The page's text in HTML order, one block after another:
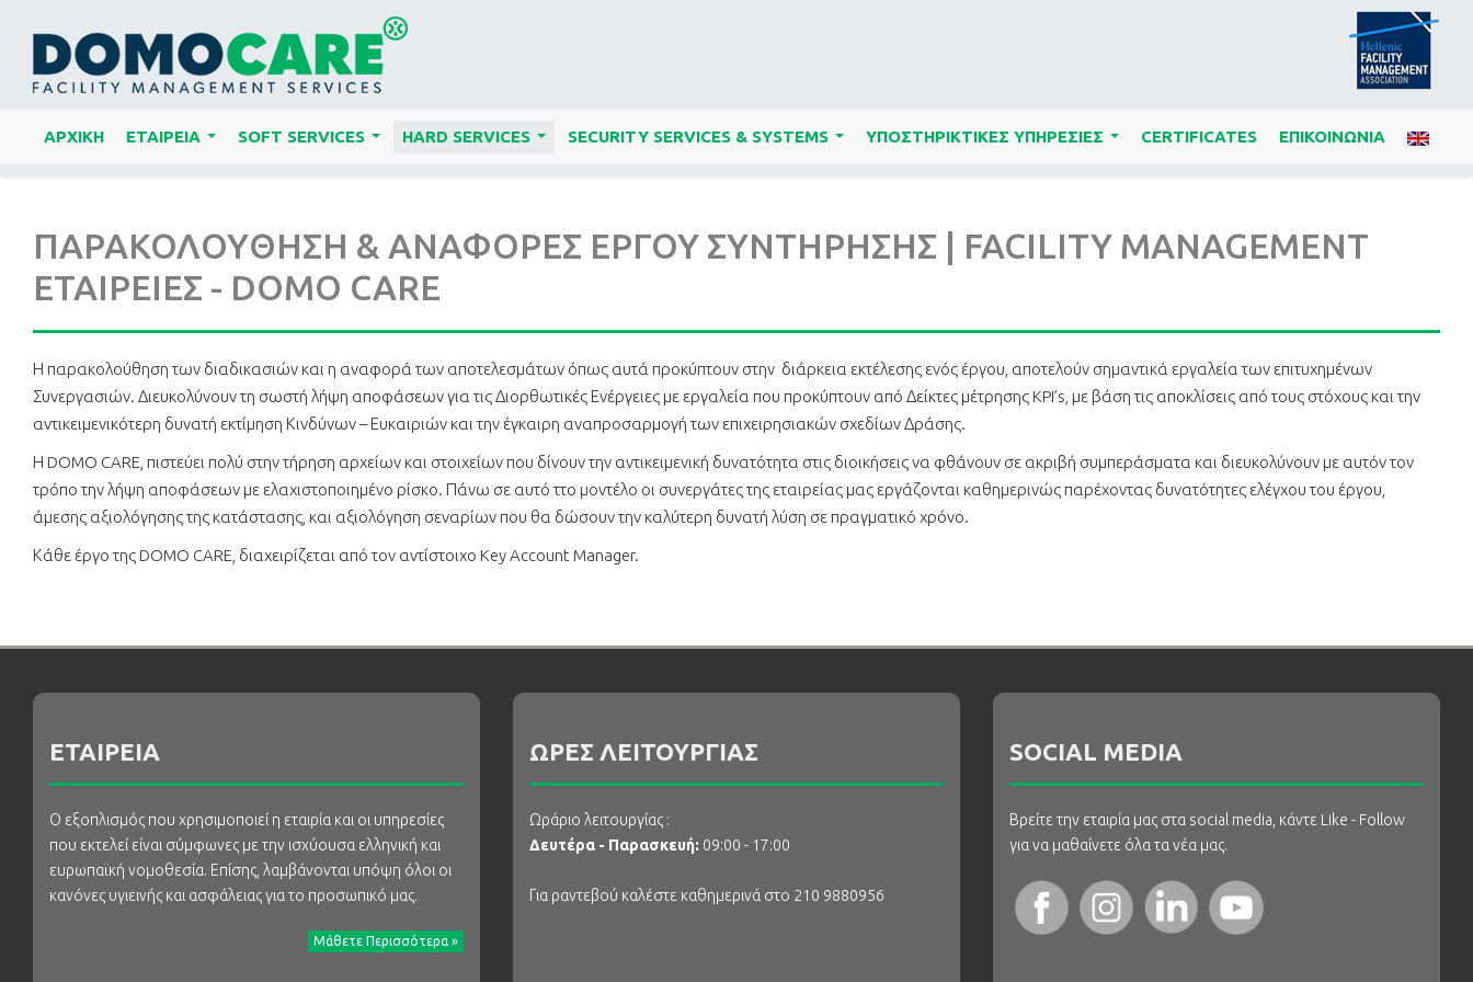
ΠΑΡΑΚΟΛΟΥΘΗΣΗ & ΑΝΑΦΟΡΕΣ ΕΡΓΟΥ ΣΥΝΤΗΡΗΣΗΣ | FACILITY MANAGEMENT
ΕΤΑΙΡΕΙΕΣ - DOMO CARE
Η παρακολούθηση των διαδικασιών και η αναφορά των αποτελεσμάτων όπως αυτά προκύπτουν στην διάρκεια εκτέλεσης ενός έργου, αποτελούν σημαντικά εργαλεία των επιτυχημένων
Συνεργασιών. Διευκολύνουν τη σωστή λήψη αποφάσεων για τις Διορθωτικές Ενέργειες με εργαλεία που προκύπτουν από Δείκτες μέτρησης KPI’s, με βάση τις αποκλίσεις από τους στόχους και την
αντικειμενικότερη δυνατή εκτίμηση Κινδύνων – Ευκαιριών και την έγκαιρη αναπροσαρμογή των επιχειρησιακών σχεδίων Δράσης.
Η DOMO CARE, πιστεύει πολύ στην τήρηση αρχείων και στοιχείων που δίνουν την αντικειμενική δυνατότητα στις διοικήσεις να φθάνουν σε ακριβή συμπεράσματα και διευκολύνουν με αυτόν τον
τρόπο την λήψη αποφάσεων με ελαχιστοποιημένο ρίσκο. Πάνω σε αυτό ττο μοντέλο οι συνεργάτες της εταιρείας μας εργάζονται καθημερινώς παρέχοντας δυνατότητες ελέγχου του έργου,
άμεσης αξιολόγησης της κατάστασης, και αξιολόγηση σεναρίων που θα δώσουν την καλύτερη δυνατή λύση σε πραγματικό χρόνο.
Κάθε έργο της DOMO CARE, διαχειρίζεται από τον αντίστοιχο Key Account Manager.
ΑΡΧΙΚΗ ΕΤΑΙΡΕΙΑ SOFT SERVICES HARD SERVICES SECURITY SERVICES & SYSTEMS ΥΠΟΣΤΗΡΙΚΤΙΚΕΣ ΥΠΗΡΕΣΙΕΣ CERTIFICATES ΕΠΙΚΟΙΝΩΝΙΑ
ΕΤΑΙΡΕΙΑ
Ο εξοπλισμός που χρησιμοποιεί η εταιρία και οι υπηρεσίες
που εκτελεί είναι σύμφωνες με την ισχύουσα ελληνική και
ευρωπαϊκή νομοθεσία. Επίσης, λαμβάνονται υπόψη όλοι οι
κανόνες υγιεινής και ασφάλειας για το προσωπικό μας.
Μάθετε Περισσότερα »
ΩΡΕΣ ΛΕΙΤΟΥΡΓΙΑΣ
Ωράριο λειτουργίας :
Δευτέρα - Παρασκευή: 09:00 - 17:00
Για ραντεβού καλέστε καθημερινά στο 210 9880956
SOCIAL MEDIA
Βρείτε την εταιρία μας στα social media, κάντε Like - Follow
για να μαθαίνετε όλα τα νέα μας.